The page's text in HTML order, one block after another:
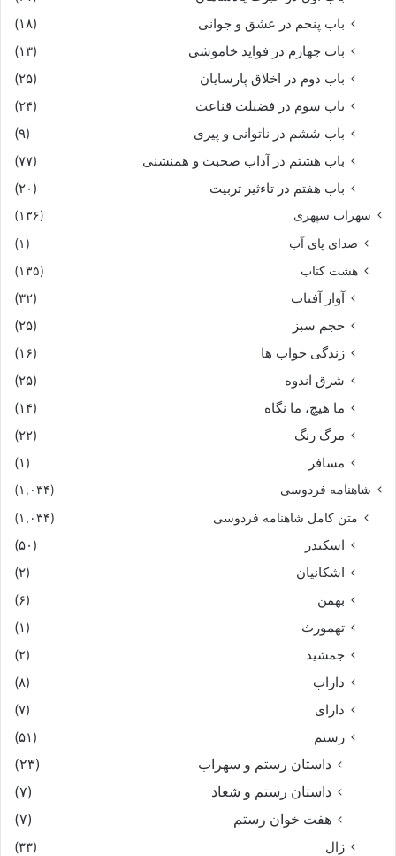
باب پنجم در عشق و جوانى
(۱۸)
باب چهارم در فواید خاموشى
(۱۳)
باب دوم در اخلاق پارسایان
(۲۵)
باب سوم در فضیلت قناعت
(۲۴)
باب ششم در ناتوانى و پیرى
(۹)
باب هشتم در آداب صحبت و همنشنى
(۷۷)
باب هفتم در تاءثیر تربیت
(۲۰)
سهراب سپهری (۱۳۶)
صدای پای آب
(۱)
هشت کتاب
(۱۳۵)
آواز آفتاب
(۳۲)
حجم سبز
(۲۵)
زندگی خواب ها
(۱۶)
شرق اندوه
(۲۵)
ما هیچ، ما نگاه
(۱۴)
مرگ رنگ
(۲۲)
مسافر
(۱)
شاهنامه فردوسی (۱,۰۳۴)
متن کامل شاهنامه فردوسی (۱,۰۳۴)
اسکندر
(۵۰)
اشکانیان
(۲)
بهمن
(۶)
تهمورث
(۱)
جمشید
(۲)
داراب
(۸)
دارای
(۷)
رستم
(۵۱)
داستان رستم و سهراب
(۲۳)
داستان رستم و شغاد
(۷)
هفت خوان رستم‏
(۷)
زال
(۳۳)